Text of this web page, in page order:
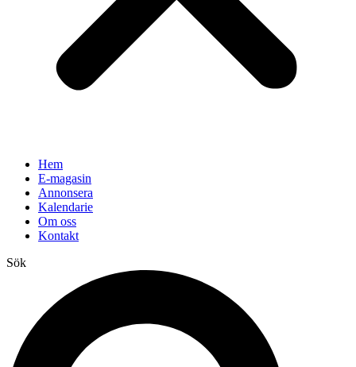
Hem
E-magasin
Annonsera
Kalendarie
Om oss
Kontakt
Sök